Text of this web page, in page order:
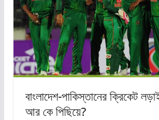
বাংলাদেশ-পাকিস্তানের ক্রিকেট
আর কে পিছিয়ে?